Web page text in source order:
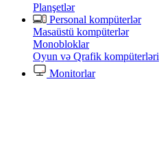
Planşetlər
Personal kompüterlər
Masaüstü kompüterlər
Monobloklar
Oyun və Qrafik kompüterləri
Monitorlar